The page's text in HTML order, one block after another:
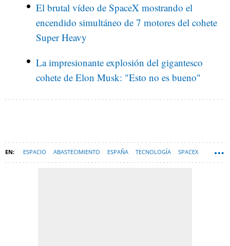
El brutal vídeo de SpaceX mostrando el
encendido simultáneo de 7 motores del cohete
Super Heavy
La impresionante explosión del gigantesco
cohete de Elon Musk: "Esto no es bueno"
ESPACIO ABASTECIMIENTO ESPAÑA TECNOLOGÍA SPACEX